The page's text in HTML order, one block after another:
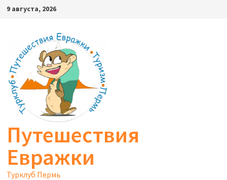
Перейти
содержимому
9 августа, 2026
Путешествия
Евражки
Турклуб Пермь